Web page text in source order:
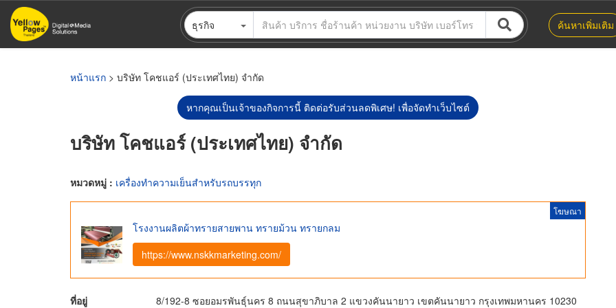
ข้าม
ไป
ธุรกิจ ค้นหาเพิ่มเติม
หน้าแรก > บริษัท โคชแอร์ (ประเทศไทย) จำกัด
หากคุณเป็นเจ้าของกิจการนี้ ติดต่อรับส่วนลดพิเศษ! เพื่อจัดทำเว็บไซต์
บริษัท โคชแอร์ (ประเทศไทย) จำกัด
หมวดหมู่ : เครื่องทำความเย็นสำหรับรถบรรทุก
โฆษณา
โรงงานผลิตผ้าทรายสายพาน ทรายม้วน ทรายกลม
https://www.nskkmarketing.com/
ที่อยู่ 8/192-8 ซอยอมรพันธุ์นคร 8 ถนนสุขาภิบาล 2 แขวงคันนายาว เขตคันนายาว กรุงเทพมหานคร 10230